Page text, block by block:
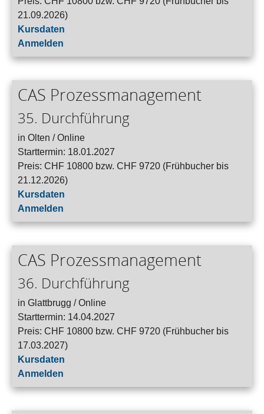
21.09.2026)
Kursdaten
Anmelden
CAS Prozessmanagement
35. Durchführung
in Olten / Online
Starttermin: 18.01.2027
Preis: CHF 10800 bzw. CHF 9720 (Frühbucher bis
21.12.2026)
Kursdaten
Anmelden
CAS Prozessmanagement
36. Durchführung
in Glattbrugg / Online
Starttermin: 14.04.2027
Preis: CHF 10800 bzw. CHF 9720 (Frühbucher bis
17.03.2027)
Kursdaten
Anmelden